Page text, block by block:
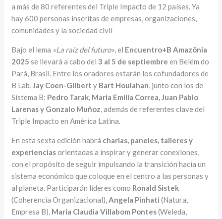
a más de 80 referentes del Triple Impacto de 12 países. Ya
hay 600 personas inscritas de empresas, organizaciones,
comunidades y la sociedad civil
Bajo el lema «La raíz del futuro», el Encuentro+B Amazônia
2025 se llevará a cabo del3 al 5 de septiembre en Belém do
Pará, Brasil. Entre los oradores estarán los cofundadores de
B Lab,Jay Coen-Gilbert y Bart Houlahan, junto con los de
Sistema B: Pedro Tarak, Maria Emilia Correa, Juan Pablo
Larenas y Gonzalo Muñoz, además de referentes clave del
Triple Impacto en América Latina.
En esta sexta edición habrá charlas, paneles, talleres y
experienciasorientadas a inspirar y generar conexiones,
con el propósito de seguir impulsando la transición hacia un
sistema económico que coloque en el centro a las personas y
al planeta. Participarán líderes como Ronald Sistek
(Coherencia Organizacional),Angela Pinhati (Natura,
Empresa B), Maria Claudia Villabom Pontes(Weleda,